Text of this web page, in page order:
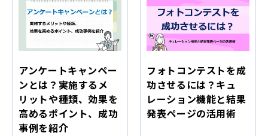
アンケートキャンペー
ンとは？実施するメ
リットや種類、効果を
高めるポイント、成功
事例を紹介
フォトコンテストを成
功させるには？キュ
レーション機能と結果
発表ページの活用術